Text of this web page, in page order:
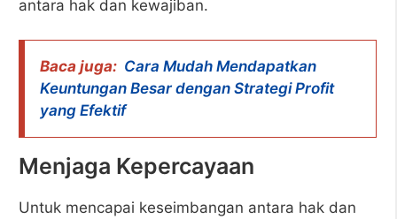
antara hak dan kewajiban.
Baca juga: Cara Mudah Mendapatkan
Keuntungan Besar dengan Strategi Profit
yang Efektif
Menjaga Kepercayaan
Untuk mencapai keseimbangan antara hak dan